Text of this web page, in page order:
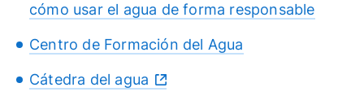
cómo usar el agua de forma responsable
Centro de Formación del Agua
Cátedra del agua